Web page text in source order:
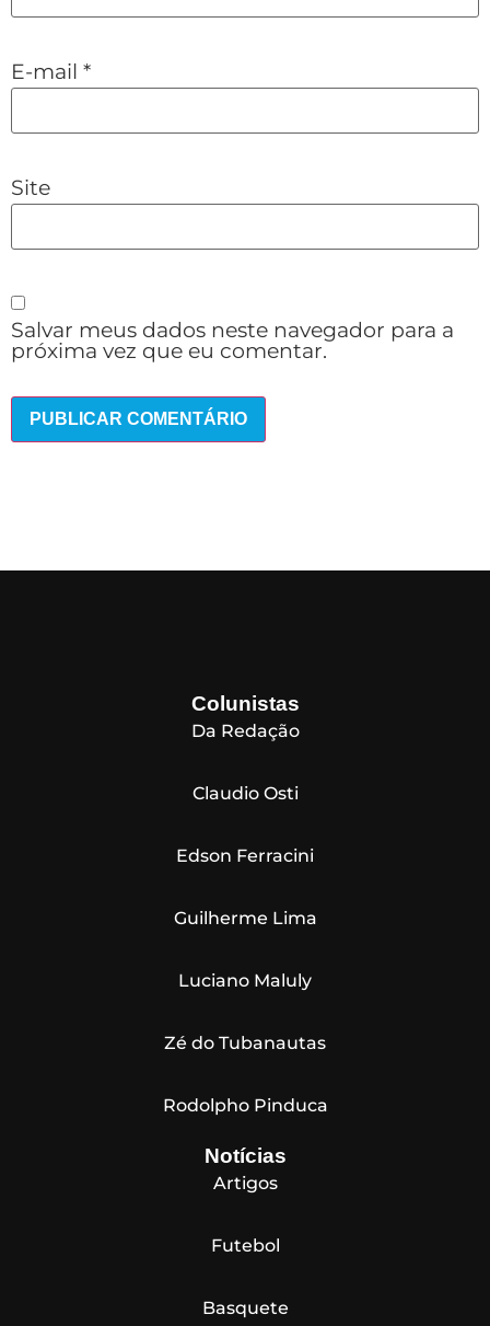
E-mail *
Site
Salvar meus dados neste navegador para a
próxima vez que eu comentar.
Colunistas
Da Redação
Claudio Osti
Edson Ferracini
Guilherme Lima
Luciano Maluly
Zé do Tubanautas
Rodolpho Pinduca
Notícias
Artigos
Futebol
Basquete